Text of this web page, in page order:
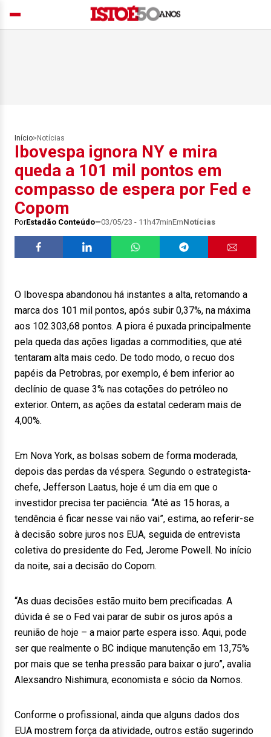
Início> Notícias
Ibovespa ignora NY e mira
queda a 101 mil pontos em
compasso de espera por Fed e
Copom
PorEstadão Conteúdo 03/05/23 - 11h47minEmNotícias
O Ibovespa abandonou há instantes a alta, retomando a
marca dos 101 mil pontos, após subir 0,37%, na máxima
aos 102.303,68 pontos. A piora é puxada principalmente
pela queda das ações ligadas a commodities, que até
tentaram alta mais cedo. De todo modo, o recuo dos
papéis da Petrobras, por exemplo, é bem inferior ao
declínio de quase 3% nas cotações do petróleo no
exterior. Ontem, as ações da estatal cederam mais de
4,00%.
Em Nova York, as bolsas sobem de forma moderada,
depois das perdas da véspera. Segundo o estrategista-
chefe, Jefferson Laatus, hoje é um dia em que o
investidor precisa ter paciência. “Até as 15 horas, a
tendência é ficar nesse vai não vai”, estima, ao referir-se
à decisão sobre juros nos EUA, seguida de entrevista
coletiva do presidente do Fed, Jerome Powell. No início
da noite, sai a decisão do Copom.
“As duas decisões estão muito bem precificadas. A
dúvida é se o Fed vai parar de subir os juros após a
reunião de hoje – a maior parte espera isso. Aqui, pode
ser que realmente o BC indique manutenção em 13,75%
por mais que se tenha pressão para baixar o juro”, avalia
Alexsandro Nishimura, economista e sócio da Nomos.
Conforme o profissional, ainda que alguns dados dos
EUA mostrem força da atividade, outros estão sugerindo